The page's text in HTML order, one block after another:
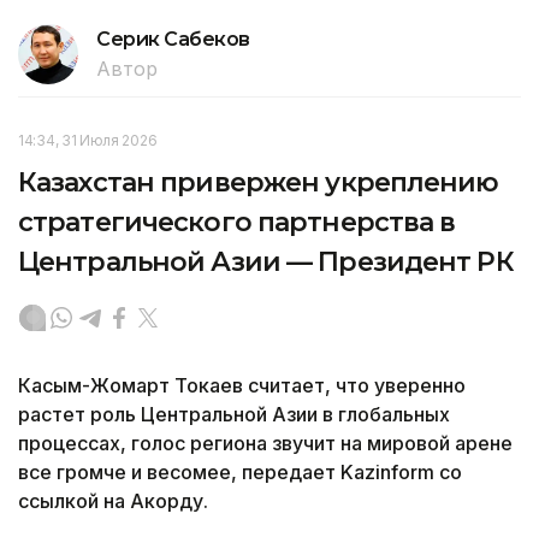
Серик Сабеков
Автор
14:34, 31 Июля 2026
Казахстан привержен укреплению
стратегического партнерства в
Центральной Азии — Президент РК
Касым-Жомарт Токаев считает, что уверенно
растет роль Центральной Азии в глобальных
процессах, голос региона звучит на мировой арене
все громче и весомее, передает Kazinform со
ссылкой на Акорду.